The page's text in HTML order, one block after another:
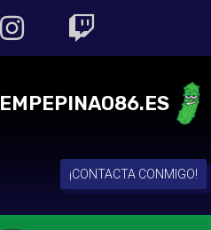
EMPEPINAO86.ES
¡CONTACTA CONMIGO!